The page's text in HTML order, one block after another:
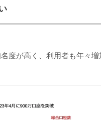
度が高く、利用者も年々増